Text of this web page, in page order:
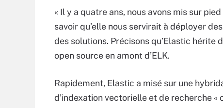
« Il y a quatre ans, nous avons mis sur
savoir qu’elle nous servirait à déployer
des solutions. Précisons qu’Elastic hérite
open source en amont d’ELK.
Rapidement, Elastic a misé sur une
d’indexation vectorielle et de recherche